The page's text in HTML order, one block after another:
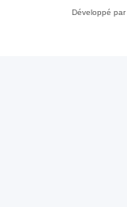
Développé par